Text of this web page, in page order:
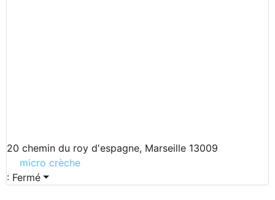
20 chemin du roy d'espagne, Marseille 13009
micro crèche
: Fermé